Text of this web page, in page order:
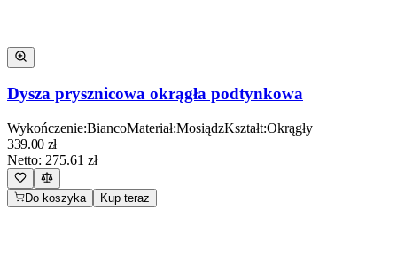
Dysza prysznicowa okrągła podtynkowa
Wykończenie:BiancoMateriał:MosiądzKształt:Okrągły
339.00 zł
Netto: 275.61 zł
Do koszyka Kup teraz